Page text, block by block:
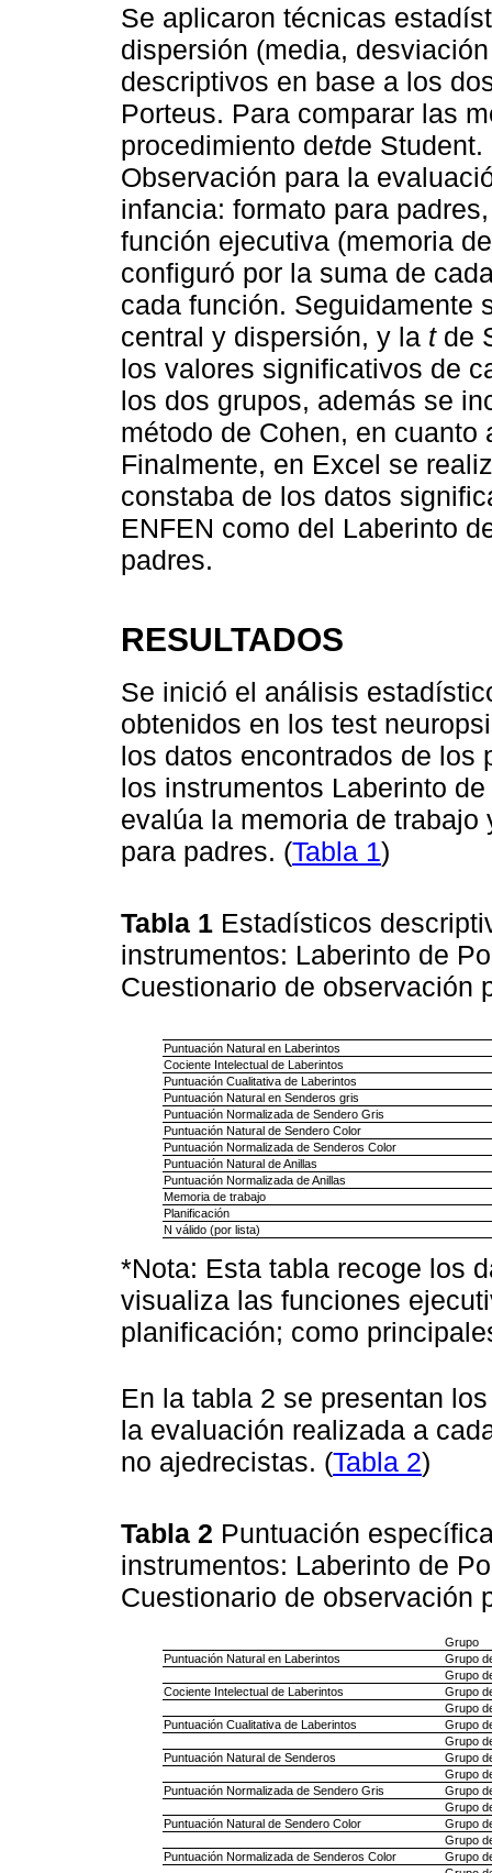
Se aplicaron técnicas
dispersión (media,
descriptivos en base a los
Porteus. Para comparar las
procedimiento detde
Observación para la
infancia: formato para
función ejecutiva (memoria
configuró por la suma de
cada función. Seguidamente
central y dispersión, y la tde
los valores significativos de
los dos grupos, además se
método de Cohen, en
Finalmente, en Excel se
constaba de los datos
ENFEN como del Laberinto
padres.
RESULTADOS
Se inició el análisis
obtenidos en los test
los datos encontrados de los
los instrumentos Laberinto
evalúa la memoria de
para padres. (Tabla 1)
Tabla 1 Estadísticos
instrumentos: Laberinto de
Cuestionario de observación
Puntuación Natural en Laberintos
Cociente Intelectual de Laberintos
Puntuación Cualitativa de Laberintos
Puntuación Natural en Senderos gris
Puntuación Normalizada de Sendero Gris
Puntuación Natural de Sendero Color
Puntuación Normalizada de Senderos Color
Puntuación Natural de Anillas
Puntuación Normalizada de Anillas
Memoria de trabajo
Planificación
N válido (por lista)
*Nota: Esta tabla recoge los
visualiza las funciones
planificación; como
En la tabla 2 se presentan
la evaluación realizada a
no ajedrecistas. (Tabla 2)
Tabla 2 Puntuación
instrumentos: Laberinto de
Cuestionario de observación
Grupo
Puntuación Natural en Laberintos
Grupo
Grupo
Cociente Intelectual de Laberintos
Grupo
Grupo
Puntuación Cualitativa de Laberintos
Grupo
Grupo
Puntuación Natural de Senderos
Grupo
Grupo
Puntuación Normalizada de Sendero Gris
Grupo
Grupo
Puntuación Natural de Sendero Color
Grupo
Grupo
Puntuación Normalizada de Senderos Color
Grupo